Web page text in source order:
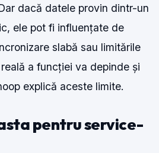
dacă datele provin dintr-un
ele pot fi influențate de
slabă sau limitările
a funcției va depinde și
explică aceste limite.
pentru service-